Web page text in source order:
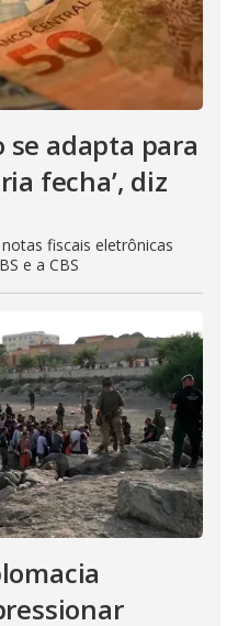
se adapta para
fecha’, diz
fiscais eletrônicas
e a CBS